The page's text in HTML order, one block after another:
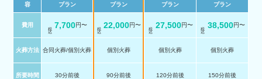
容
プラン
プラン
プラン
プラン
費用 7,700円〜 22,000円〜 27,500円〜 38,500円〜
火葬方法 合同火葬/個別火葬 個別火葬 個別火葬 個別火葬
所要時間 30分前後 90分前後 120分前後 150分前後